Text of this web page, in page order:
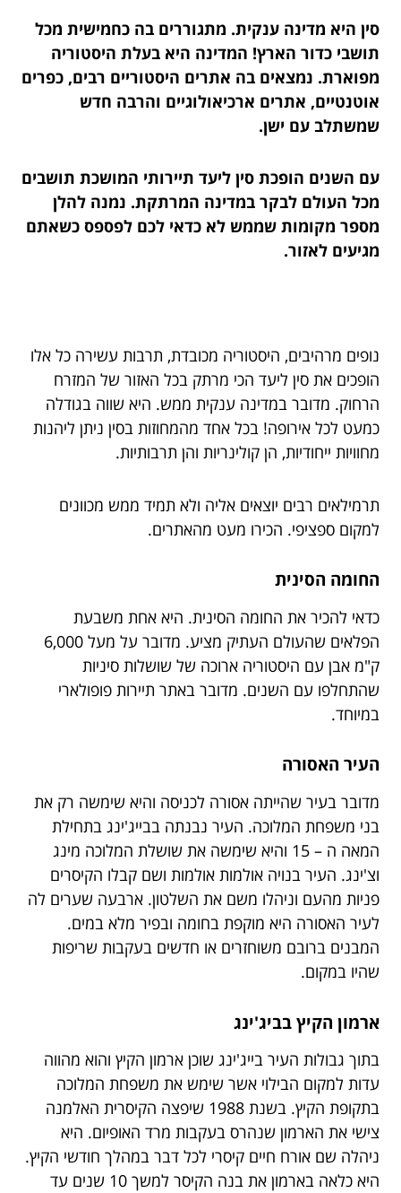
סין היא מדינה ענקית. מתגוררים בה כחמישית מכל
תושבי כדור הארץ! המדינה היא בעלת היסטוריה
מפוארת. נמצאים בה אתרים היסטוריים רבים, כפרים
אוטנטיים, אתרים ארכיאולוגיים והרבה חדש
שמשתלב עם ישן.
עם השנים הופכת סין ליעד תיירותי המושכת תושבים
מכל העולם לבקר במדינה המרתקת. נמנה להלן
מספר מקומות שממש לא כדאי לכם לפספס כשאתם
מגיעים לאזור.
נופים מרהיבים, היסטוריה מכובדת, תרבות עשירה כל אלו
הופכים את סין ליעד הכי מרתק בכל האזור של המזרח
הרחוק. מדובר במדינה ענקית ממש. היא שווה בגודלה
כמעט לכל אירופה! בכל אחד מהמחוזות בסין ניתן ליהנות
מחוויות ייחודיות, הן קולינריות והן תרבותיות.
תרמילאים רבים יוצאים אליה ולא תמיד ממש מכוונים
למקום ספציפי. הכירו מעט מהאתרים.
החומה הסינית
כדאי להכיר את החומה הסינית. היא אחת משבעת
הפלאים שהעולם העתיק מציע. מדובר על מעל 6,000
ק"מ אבן עם היסטוריה ארוכה של שושלות סיניות
שהתחלפו עם השנים. מדובר באתר תיירות פופולארי
במיוחד.
העיר האסורה
מדובר בעיר שהייתה אסורה לכניסה והיא שימשה רק את
בני משפחת המלוכה. העיר נבנתה בבייג'ינג בתחילת
המאה ה – 15 והיא שימשה את שושלת המלוכה מינג
וצ'ינג. העיר בנויה אולמות אולמות ושם קבלו הקיסרים
פניות מהעם וניהלו משם את השלטון. ארבעה שערים לה
לעיר האסורה היא מוקפת בחומה ובפיר מלא במים.
המבנים ברובם משוחזרים או חדשים בעקבות שריפות
שהיו במקום.
ארמון הקיץ בביג'ינג
בתוך גבולות העיר בייג'ינג שוכן ארמון הקיץ והוא מהווה
עדות למקום הבילוי אשר שימש את משפחת המלוכה
בתקופת הקיץ. בשנת 1988 שיפצה הקיסרית האלמנה
צישי את הארמון שנהרס בעקבות מרד האופיום. היא
ניהלה שם אורח חיים קיסרי לכל דבר במהלך חודשי הקיץ.
היא כלאה בארמון את בנה הקיסר למשך 10 שנים עד